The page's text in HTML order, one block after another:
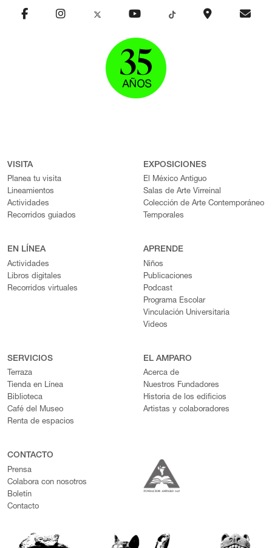
VISITA
Planea tu visita
Lineamientos
Actividades
Recorridos guiados
EXPOSICIONES
El México Antiguo
Salas de Arte Virreinal
Colección de Arte Contemporáneo
Temporales
EN LÍNEA
Actividades
Libros digitales
Recorridos virtuales
APRENDE
Niños
Publicaciones
Podcast
Programa Escolar
Vinculación Universitaria
Videos
SERVICIOS
Terraza
Tienda en Línea
Biblioteca
Café del Museo
Renta de espacios
EL AMPARO
Acerca de
Nuestros Fundadores
Historia de los edificios
Artistas y colaboradores
CONTACTO
Prensa
Colabora con nosotros
Boletín
Contacto